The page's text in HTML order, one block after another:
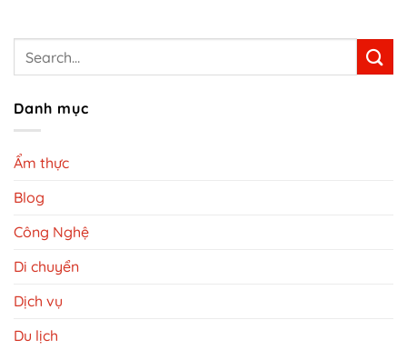
Danh mục
Ẩm thực
Blog
Công Nghệ
Di chuyển
Dịch vụ
Du lịch